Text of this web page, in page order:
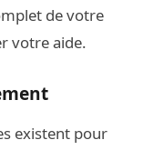
de votre
votre aide.
existent pour